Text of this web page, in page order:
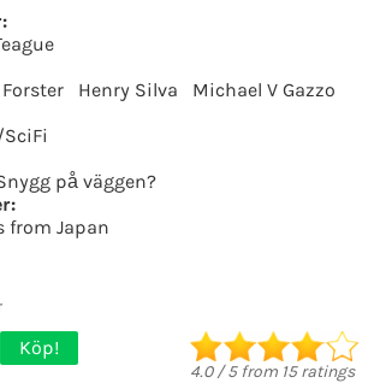
Henry Silva
Michael V Gazzo
på väggen?
from Japan
Köp!
4.0/5from 15ratings